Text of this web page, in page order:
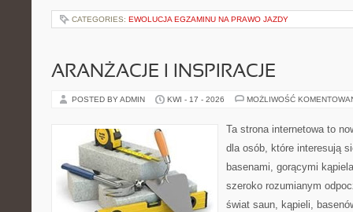
CATEGORIES: EWOLUCJA EGZAMINU NA PRAWO JAZDY
ARANŻACJE I INSPIRACJE
POSTED BY ADMIN KWI - 17 - 2026 MOŻLIWOŚĆ
Ta strona internetowa to
dla osób, które interesują
basenami, gorącymi
szeroko rozumianym
świat saun, kąpieli,